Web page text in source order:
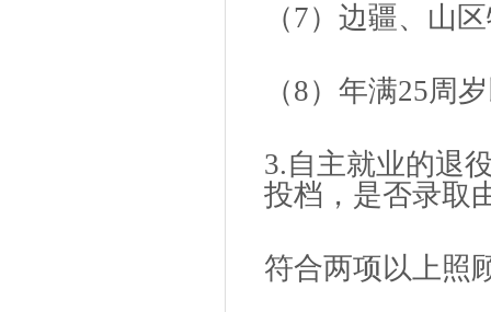
（7）边疆、山
（8）年满25周
3.自主就业的退
投档，是否录取
符合两项以上照